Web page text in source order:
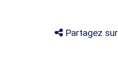
Partagez sur